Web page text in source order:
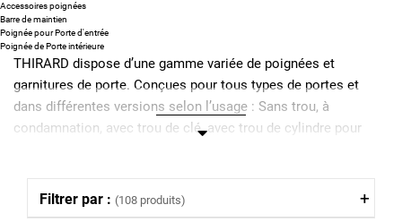
Accessoires poignées
Barre de maintien
Poignée pour Porte d'entrée
Poignée de Porte intérieure
THIRARD dispose d’une gamme variée de poignées et
garnitures de porte. Conçues pour tous types de portes et
dans différentes versions selon l’usage : Sans trou, à
condamnation, avec trou de clé, avec trou de cylindre pour
chromée, aluminium, laquée, laiton, porcelaine, PVC , acier…
Thirard propose en complément des accessoires de poignées
Filtrer par : (108 produits)